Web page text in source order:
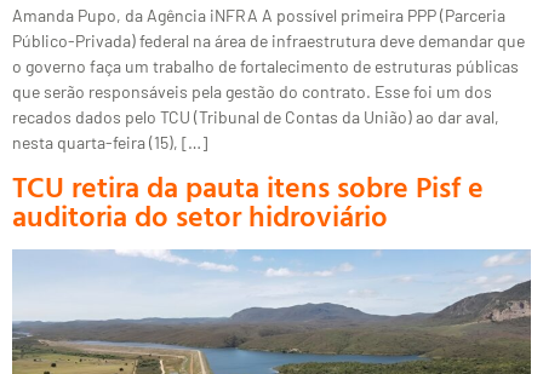
Amanda Pupo, da Agência iNFRA A possível primeira PPP (Parceria
Público-Privada) federal na área de infraestrutura deve demandar que
o governo faça um trabalho de fortalecimento de estruturas públicas
que serão responsáveis pela gestão do contrato. Esse foi um dos
recados dados pelo TCU (Tribunal de Contas da União) ao dar aval,
nesta quarta-feira (15), […]
TCU retira da pauta itens sobre Pisf e
auditoria do setor hidroviário